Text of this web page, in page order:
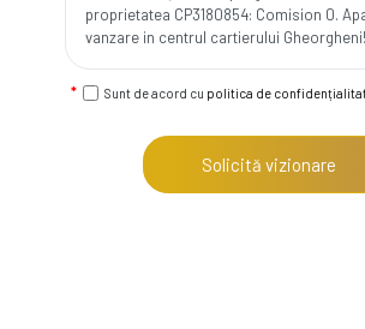
Sunt de acord cu politica de
Solicită vizionare